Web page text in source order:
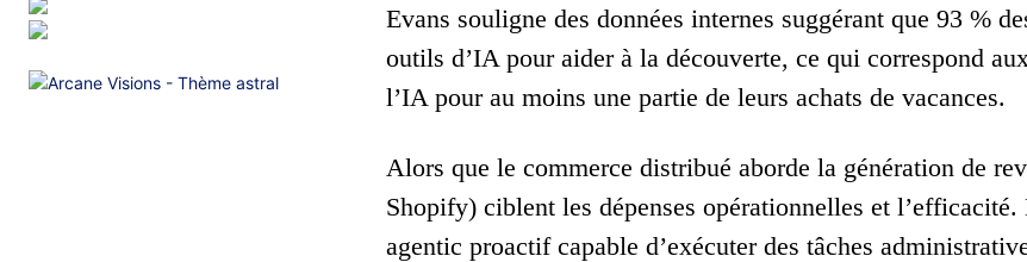
Evans souligne des données internes suggérant que 93 %
outils d’IA pour aider à la découverte, ce qui correspond
l’IA pour au moins une partie de leurs achats de vacances.
Alors que le commerce distribué aborde la génération de
Shopify) ciblent les dépenses opérationnelles et
agentic proactif capable d’exécuter des tâches